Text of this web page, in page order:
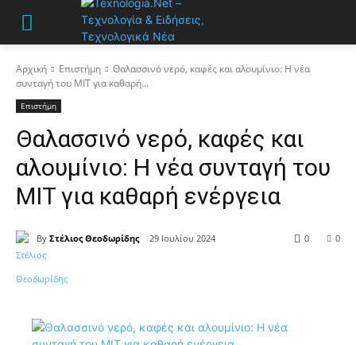
Αρχική Επιστήμη
Θαλασσινό νερό, καφές και αλουμίνιο: Η νέα
συνταγή του MIT για καθαρή...
Επιστήμη
Θαλασσινό νερό, καφές και
αλουμίνιο: Η νέα συνταγή του
MIT για καθαρή ενέργεια
By Στέλιος Θεοδωρίδης 29 Ιουλίου 2024 0
0